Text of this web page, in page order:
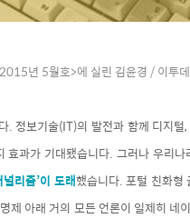
년 5월호>에 실린 김윤경 / 이투
. 정보기술(IT)의 발전과 함께 디지
과가 기대됐습니다. 그러나 우리
리즘’이 도래했습니다. 포털 친화형
제 아래 거의 모든 언론이 일제히 네